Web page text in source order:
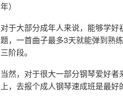
年）
对于大部分成年人来说，能够学
题，一首曲子最多3天就能弹到熟
三阶段。
当然，对于很大一部分钢琴爱好
上，去报个成人钢琴速成班是最好